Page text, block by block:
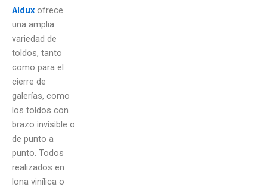
Aldux ofrece
una amplia
variedad de
toldos, tanto
como para el
cierre de
galerías, como
los toldos con
brazo invisible o
de punto a
punto. Todos
realizados en
lona vinílica o